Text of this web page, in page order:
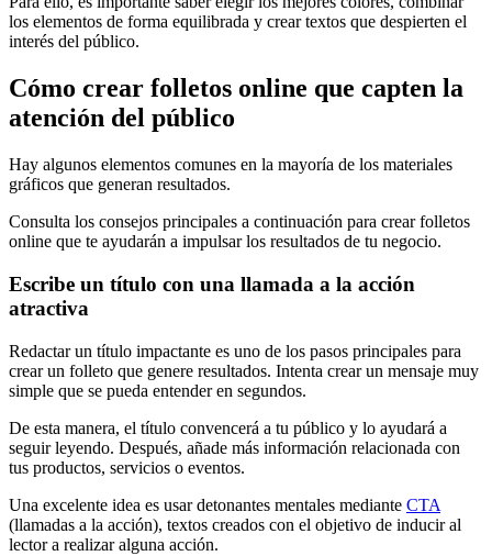
los elementos de forma equilibrada y crear textos que despierten el
interés del público.
Cómo crear folletos online que capten la
atención del público
Hay algunos elementos comunes en la mayoría de los materiales
gráficos que generan resultados.
Consulta los consejos principales a continuación para crear folletos
online que te ayudarán a impulsar los resultados de tu negocio.
Escribe un título con una llamada a la acción
atractiva
Redactar un título impactante es uno de los pasos principales para
crear un folleto que genere resultados. Intenta crear un mensaje muy
simple que se pueda entender en segundos.
De esta manera, el título convencerá a tu público y lo ayudará a
seguir leyendo. Después, añade más información relacionada con
tus productos, servicios o eventos.
Una excelente idea es usar detonantes mentales mediante CTA
(llamadas a la acción), textos creados con el objetivo de inducir al
lector a realizar alguna acción.